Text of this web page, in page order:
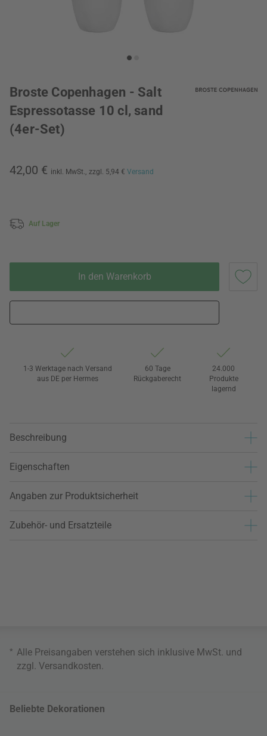
Broste Copenhagen - Salt
Espressotasse 10 cl, sand
(4er-Set)
42,00 € inkl. MwSt., zzgl. 5,94 € Versand
Auf Lager
In den Warenkorb
1-3 Werktage nach Versand
aus DE per Hermes
60 Tage
Rückgaberecht
24.000
Produkte
lagernd
Beschreibung
Eigenschaften
Angaben zur Produktsicherheit
Zubehör- und Ersatzteile
* Alle Preisangaben verstehen sich inklusive MwSt. und
zzgl. Versandkosten
Beliebte Dekorationen